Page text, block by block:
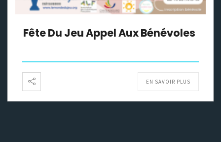
Fête Du Jeu Appel Aux Bénévoles
EN SAVOIR PLUS